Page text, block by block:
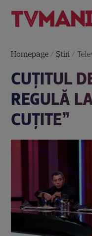
Homepage / Știri /
CUȚITUL
REGULĂ
CUȚITE”